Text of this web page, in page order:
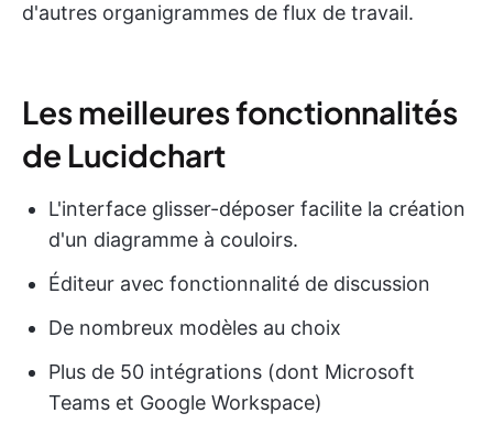
d'autres organigrammes de flux de travail.
Les meilleures fonctionnalités
de Lucidchart
L'interface glisser-déposer facilite la création
d'un diagramme à couloirs.
Éditeur avec fonctionnalité de discussion
De nombreux modèles au choix
Plus de 50 intégrations (dont Microsoft
Teams et Google Workspace)